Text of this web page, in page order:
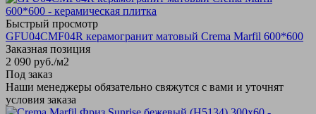
Быстрый просмотр
GFU04CMF04R керамогранит матовый Crema Marfil 600*600
Заказная позиция
2 090 руб./м2
Под заказ
Наши менеджеры обязательно свяжутся с вами и уточнят
условия заказа